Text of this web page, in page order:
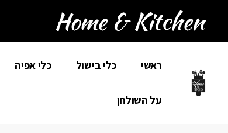
ראשי כלי בישול כלי אפיה
על השולחן